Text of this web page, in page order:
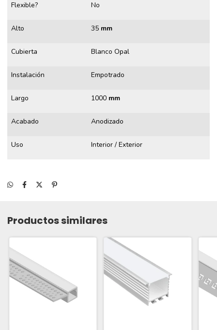
Flexible? No
Alto 35 mm
Cubierta Blanco Opal
Instalación Empotrado
Largo 1000 mm
Acabado Anodizado
Uso Interior / Exterior
Productos similares